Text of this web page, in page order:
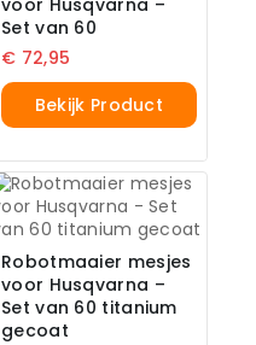
Set van 60
€ 72,95
Bekijk Product
Robotmaaier mesjes
voor Husqvarna –
Set van 60 titanium
gecoat